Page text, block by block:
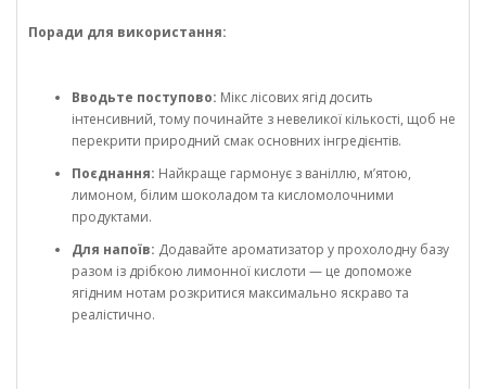
Поради для використання:
Вводьте поступово: Мікс лісових ягід досить
інтенсивний, тому починайте з невеликої кількості, щоб не
перекрити природний смак основних інгредієнтів.
Поєднання: Найкраще гармонує з ваніллю, м’ятою,
лимоном, білим шоколадом та кисломолочними
продуктами.
Для напоїв: Додавайте ароматизатор у прохолодну базу
разом із дрібкою лимонної кислоти — це допоможе
ягідним нотам розкритися максимально яскраво та
реалістично.